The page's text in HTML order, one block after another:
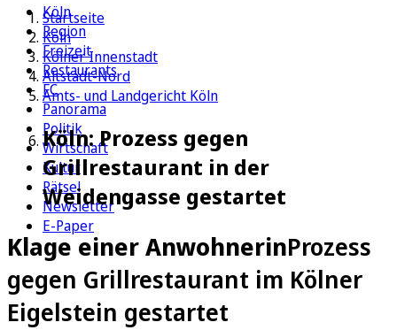
Köln
Region
Freizeit
Restaurants
FC
Panorama
Politik
Wirtschaft
Kultur
Rätsel
Newsletter
E-Paper
Startseite
Köln
Kölner Innenstadt
Altstadt-Nord
Amts- und Landgericht Köln
Köln: Prozess gegen
Grillrestaurant in der
Weidengasse gestartet
Klage einer AnwohnerinProzess
gegen Grillrestaurant im Kölner
Eigelstein gestartet